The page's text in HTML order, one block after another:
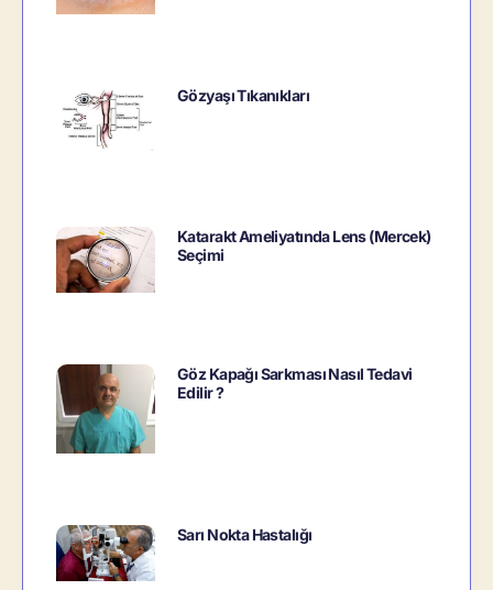
Gözyaşı Tıkanıkları
Katarakt Ameliyatında Lens (Mercek)
Seçimi
Göz Kapağı Sarkması Nasıl Tedavi
Edilir ?
Sarı Nokta Hastalığı